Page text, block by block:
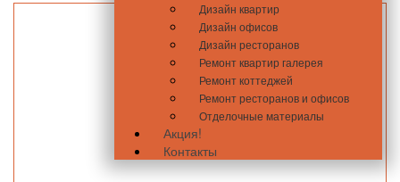
Дизайн квартир
Дизайн офисов
Дизайн ресторанов
Ремонт квартир галерея
Ремонт коттеджей
Ремонт ресторанов и офисов
Отделочные материалы
Акция!
Контакты